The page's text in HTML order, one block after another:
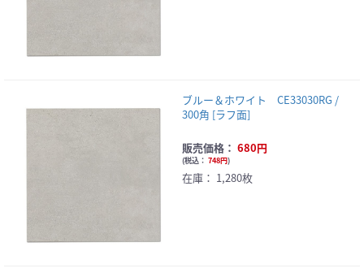
ブルー＆ホワイト CE33030RG /
300角 [ラフ面]
販売価格： 680円
(税込： 748円)
在庫： 1,280枚